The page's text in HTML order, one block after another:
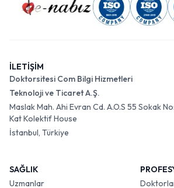
İLETİŞİM
Doktorsitesi Com Bilgi Hizmetleri
Teknoloji ve Ticaret A.Ş.
Maslak Mah. Ahi Evran Cd. A.O.S 55 Sokak
Kat Kolektif House
İstanbul, Türkiye
SAĞLIK
Uzmanlar